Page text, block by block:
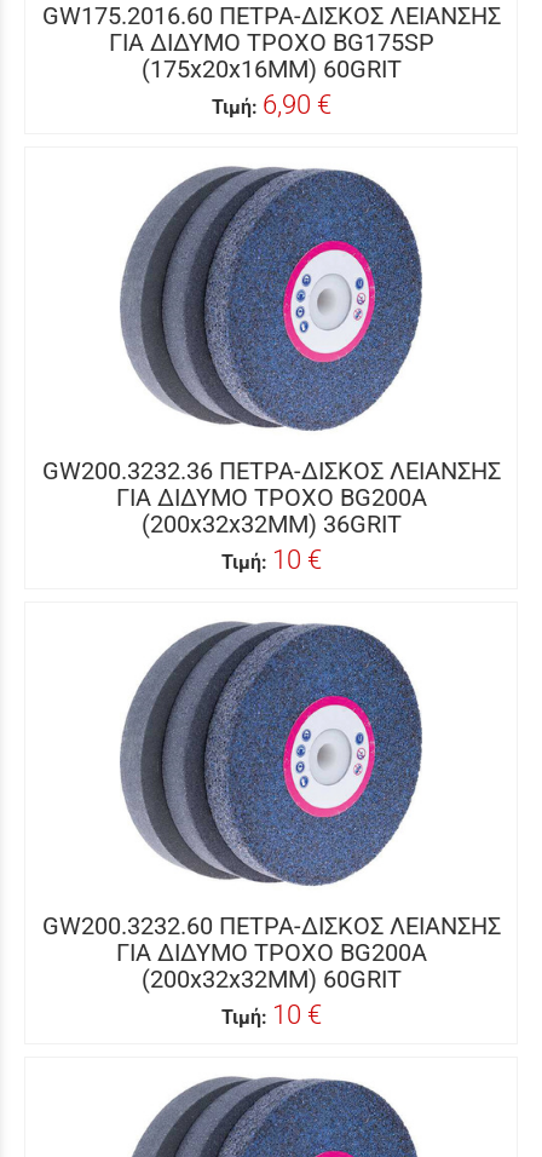
GW175.2016.60 ΠΕΤΡΑ-ΔΙΣΚΟΣ ΛΕΙΑΝΣΗΣ
ΓΙΑ ΔΙΔΥΜΟ ΤΡΟΧΟ BG175SP
(175x20x16MM) 60GRIT
Τιμή: 6,90 €
GW200.3232.36 ΠΕΤΡΑ-ΔΙΣΚΟΣ ΛΕΙΑΝΣΗΣ
ΓΙΑ ΔΙΔΥΜΟ ΤΡΟΧΟ BG200A
(200x32x32MM) 36GRIT
Τιμή: 10 €
GW200.3232.60 ΠΕΤΡΑ-ΔΙΣΚΟΣ ΛΕΙΑΝΣΗΣ
ΓΙΑ ΔΙΔΥΜΟ ΤΡΟΧΟ BG200A
(200x32x32MM) 60GRIT
Τιμή: 10 €